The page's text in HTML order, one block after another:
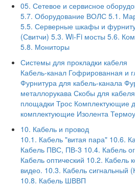
05. Сетевое и сервисное
5.7. Оборудование ВОЛС 5.1.
5.5. Серверные шкафы и
(Свитчи) 5.3. Wi-Fi мосты 5.6.
5.8. Мониторы
Системы для прокладки кабеля
Кабель-канал Гофрированная и
Фурнитура для кабель-канала
металлорукава Скобы для кабеля
площадки Трос Комплектующие
комплектующие Изолента
10. Кабель и провод
10.1. Кабель "витая пара" 10.6.
Кабель ПВС, ПВ-3 10.4. Кабель
Кабель оптический 10.2. Кабель
видео. 10.3. Кабель сигнальный
10.8. Кабель ШВВП